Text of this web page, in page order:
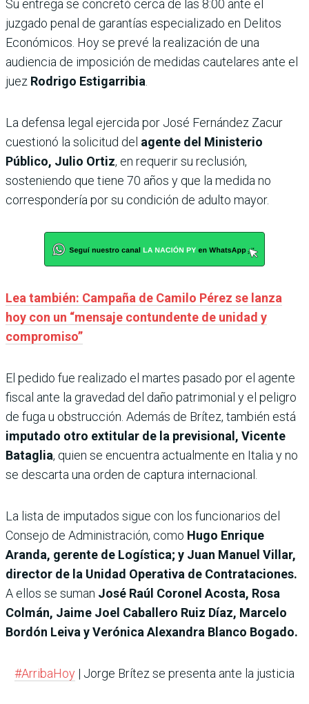
Su entrega se concretó cerca de las 8:00 ante el
juzgado penal de garantías especializado en Delitos
Económicos. Hoy se prevé la realización de una
audiencia de imposición de medidas cautelares ante el
juez Rodrigo Estigarribia.
La defensa legal ejercida por José Fernández Zacur
cuestionó la solicitud del agente del Ministerio
Público, Julio Ortiz, en requerir su reclusión,
sosteniendo que tiene 70 años y que la medida no
correspondería por su condición de adulto mayor.
Lea también: Campaña de Camilo Pérez se lanza
hoy con un “mensaje contundente de unidad y
compromiso”
El pedido fue realizado el martes pasado por el agente
fiscal ante la gravedad del daño patrimonial y el peligro
de fuga u obstrucción. Además de Brítez, también está
imputado otro extitular de la previsional, Vicente
Bataglia, quien se encuentra actualmente en Italia y no
se descarta una orden de captura internacional.
La lista de imputados sigue con los funcionarios del
Consejo de Administración, como Hugo Enrique
Aranda, gerente de Logística; y Juan Manuel Villar,
director de la Unidad Operativa de Contrataciones.
A ellos se suman José Raúl Coronel Acosta, Rosa
Colmán, Jaime Joel Caballero Ruiz Díaz, Marcelo
Bordón Leiva y Verónica Alexandra Blanco Bogado.
#ArribaHoy | Jorge Brítez se presenta ante la justicia